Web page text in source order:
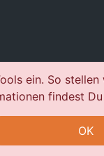
ein. So
findest
OK